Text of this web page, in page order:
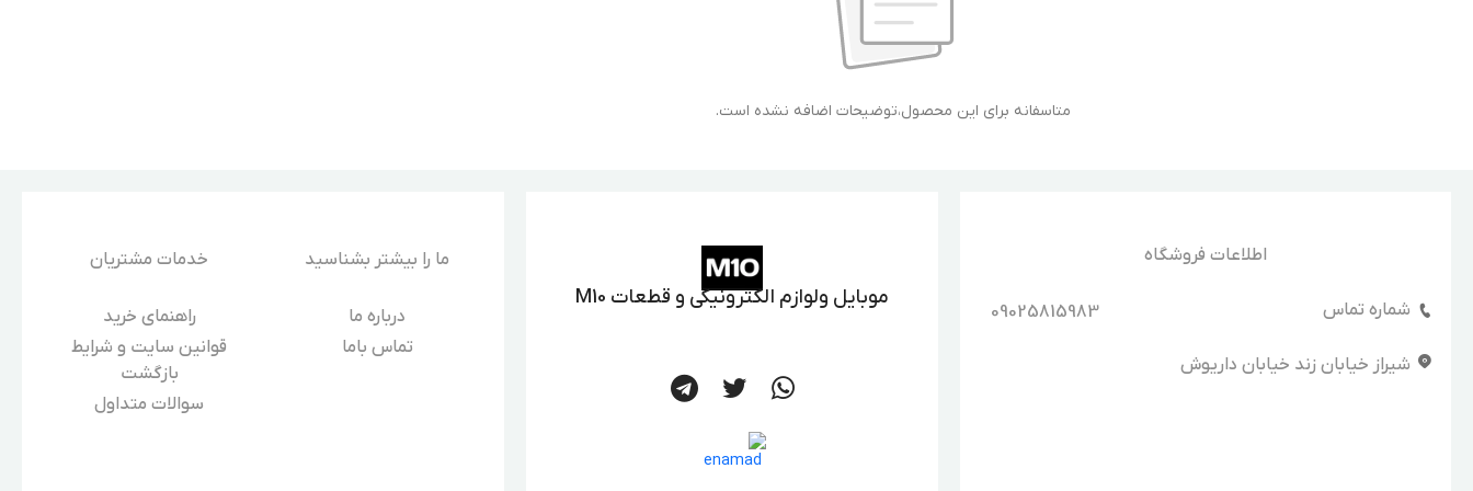
متاسفانه برای این محصول،توضیحات اضافه نشده است.
اطلاعات فروشگاه
شماره تماس 09025815983
شیراز خیابان زند خیابان داریوش
موبایل ولوازم الکترونیکی و قطعات M10
ما را بیشتر بشناسید
درباره‌ ما
تماس باما
خدمات مشتریان
راهنمای خرید
قوانین سایت و شرایط
بازگشت
سوالات متداول